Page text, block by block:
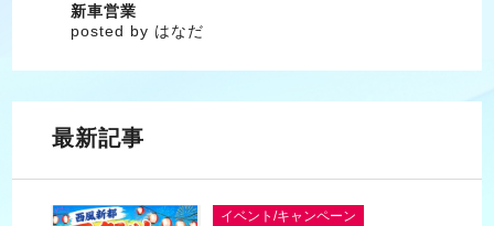
新車営業
posted by はなだ
最新記事
イベント/キャンペーン